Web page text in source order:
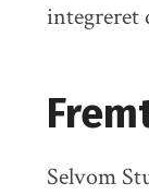
integreret
Selvom